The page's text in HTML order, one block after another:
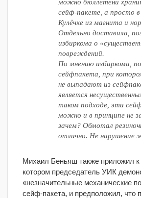
можно бюллетени
сейф-пакете, а просто
Кулёчке из магнита и
Отдельно доставила,
избиркома о
повреждений.
По мнению избиркома,
сейфпакета, при
не выпадают из
является
таком подходе, эти
можно и в принципе не
зачем? Обмотал
отлично. Не нарушение
Михаил Беньяш также приложил к
котором председатель УИК
«незначительные механические
сейф-пакета, и предположил, что